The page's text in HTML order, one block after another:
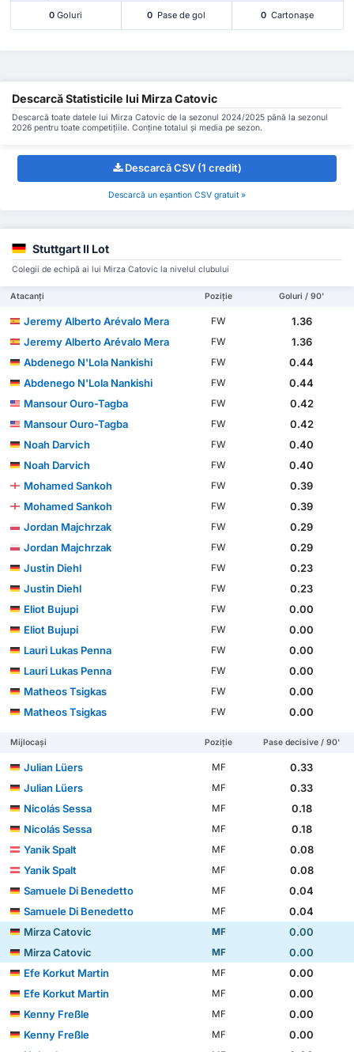
0 Goluri 0 Pase de gol 0 Cartonașe
Descarcă Statisticile lui Mirza Catovic
Descarcă toate datele lui Mirza Catovic de la sezonul 2024/2025 până la sezonul
2026 pentru toate competițiile. Conține totalul și media pe sezon.
Descarcă CSV (1 credit)
Descarcă un eșantion CSV gratuit »
Stuttgart II Lot
Colegii de echipă ai lui Mirza Catovic la nivelul clubului
Atacanți Poziție Goluri / 90'
Jeremy Alberto Arévalo Mera FW
1.36
Jeremy Alberto Arévalo Mera
FW
1.36
Abdenego N'Lola Nankishi
FW
0.44
Abdenego N'Lola Nankishi
FW
0.44
Mansour Ouro-Tagba
FW
0.42
Mansour Ouro-Tagba
FW
0.42
Noah Darvich
FW
0.40
Noah Darvich
FW
0.40
Mohamed Sankoh
FW
0.39
Mohamed Sankoh
FW
0.39
Jordan Majchrzak
FW
0.29
Jordan Majchrzak
FW
0.29
Justin Diehl
FW
0.23
Justin Diehl
FW
0.23
Eliot Bujupi
FW
0.00
Eliot Bujupi
FW
0.00
Lauri Lukas Penna
FW
0.00
Lauri Lukas Penna
FW
0.00
Matheos Tsigkas
FW
0.00
Matheos Tsigkas
FW 0.00
Mijlocași Poziție Pase decisive / 90'
Julian Lüers MF
0.33
Julian Lüers
MF
0.33
Nicolás Sessa
MF
0.18
Nicolás Sessa
MF
0.18
Yanik Spalt
MF
0.08
Yanik Spalt
MF
0.08
Samuele Di Benedetto
MF
0.04
Samuele Di Benedetto
MF
0.04
Mirza Catovic
MF
0.00
Mirza Catovic
MF
0.00
Efe Korkut Martin
MF
0.00
Efe Korkut Martin
MF
0.00
Kenny Freßle
MF
0.00
Kenny Freßle
MF
0.00